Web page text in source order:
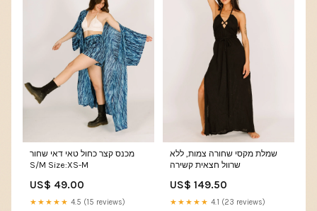
מכנס קצר כחול טאי דאי שחור
S/M Size:XS-M
US$ 49.00
★★★★★ 4.5 (15 reviews)
שמלת מקסי שחורה צמות, ללא
שרוול חצאית קשירה
US$ 149.50
★★★★★ 4.1 (23 reviews)